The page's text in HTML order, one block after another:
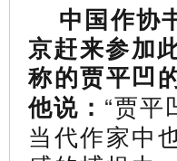
中国作协
京赶来参加
称的贾平凹
他说： “贾
当代作家中